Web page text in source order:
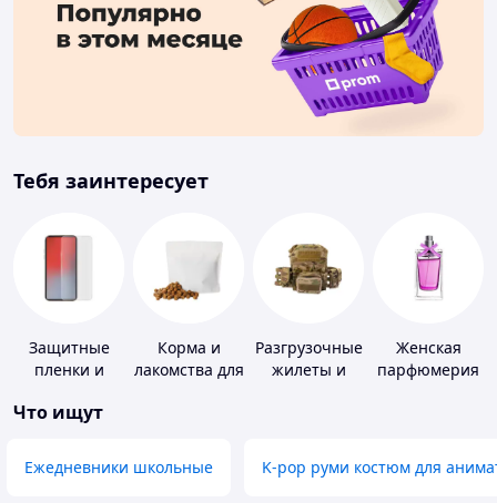
Тебя заинтересует
Защитные
пленки и
портативных
Корма и
лакомства для
Разгрузочные
жилеты и
Женская
парфюмерия
Что ищут
Ежедневники школьные K-pop руми костюм для